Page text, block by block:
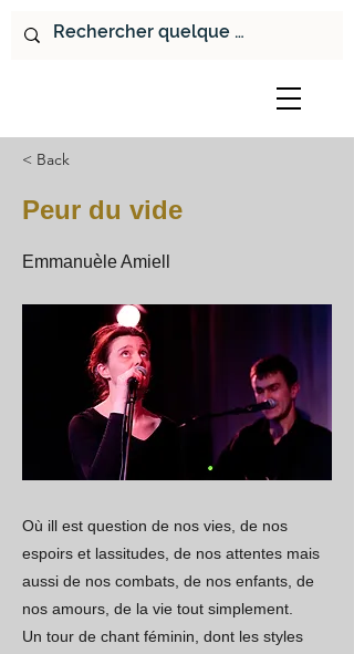
< Back
Peur du vide
Emmanuèle Amiell
Où ill est question de nos vies, de nos
espoirs et lassitudes, de nos attentes mais
aussi de nos combats, de nos enfants, de
nos amours, de la vie tout simplement.
Un tour de chant féminin, dont les styles